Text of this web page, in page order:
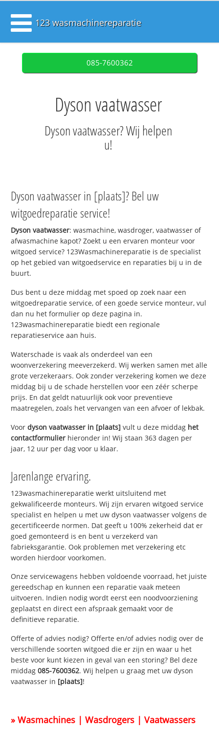
123 wasmachinereparatie
085-7600362
Dyson vaatwasser
Dyson vaatwasser? Wij helpen
u!
Dyson vaatwasser in [plaats]? Bel uw
witgoedreparatie service!
Dyson vaatwasser: wasmachine, wasdroger, vaatwasser of
afwasmachine kapot? Zoekt u een ervaren monteur voor
witgoed service? 123Wasmachinereparatie is de specialist
op het gebied van witgoedservice en reparaties bij u in de
buurt.
Dus bent u deze middag met spoed op zoek naar een
witgoedreparatie service, of een goede service monteur, vul
dan nu het formulier op deze pagina in.
123wasmachinereparatie biedt een regionale
reparatieservice aan huis.
Waterschade is vaak als onderdeel van een
woonverzekering meeverzekerd. Wij werken samen met alle
grote verzekeraars. Ook zonder verzekering komen we deze
middag bij u de schade herstellen voor een zéér scherpe
prijs. En dat geldt natuurlijk ook voor preventieve
maatregelen, zoals het vervangen van een afvoer of lekbak.
Voordyson vaatwasser in [plaats] vult u deze middag het
contactformulier hieronder in! Wij staan 363 dagen per
jaar, 12 uur per dag voor u klaar.
Jarenlange ervaring.
123wasmachinereparatie werkt uitsluitend met
gekwalificeerde monteurs. Wij zijn ervaren witgoed service
specialist en helpen u met uw dyson vaatwasser volgens de
gecertificeerde normen. Dat geeft u 100% zekerheid dat er
goed gemonteerd is en bent u verzekerd van
fabrieksgarantie. Ook problemen met verzekering etc
worden hierdoor voorkomen.
Onze servicewagens hebben voldoende voorraad, het juiste
gereedschap en kunnen een reparatie vaak meteen
uitvoeren. Indien nodig wordt eerst een noodvoorziening
geplaatst en direct een afspraak gemaakt voor de
definitieve reparatie.
Offerte of advies nodig? Offerte en/of advies nodig over de
verschillende soorten witgoed die er zijn en waar u het
beste voor kunt kiezen in geval van een storing? Bel deze
middag085-7600362. Wij helpen u graag met uw dyson
vaatwasser in [plaats]!
» Wasmachines | Wasdrogers | Vaatwassers